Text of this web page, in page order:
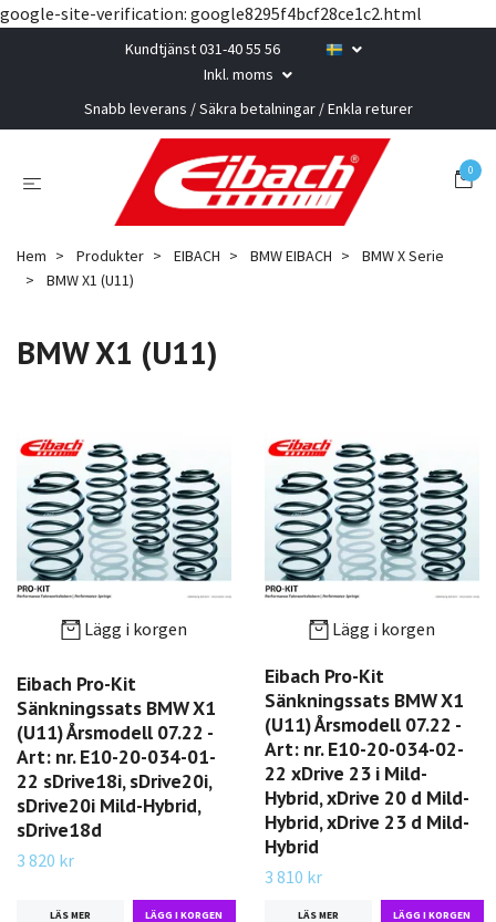
google-site-verification: google8295f4bcf28ce1c2.html
Kundtjänst 031-40 55 56
Inkl. moms
Snabb leverans / Säkra betalningar / Enkla returer
0
Hem Produkter EIBACH BMW EIBACH
BMW X Serie
BMW X1 (U11)
BMW X1 (U11)
Lägg i korgen
Eibach Pro-Kit
Sänkningssats BMW X1
(U11) Årsmodell 07.22 -
Art: nr. E10-20-034-01-
22 sDrive18i, sDrive20i,
sDrive20i Mild-Hybrid,
sDrive18d
3 820 kr
LÄS MER
Lägg i korgen
Eibach Pro-Kit
Sänkningssats BMW X1
(U11) Årsmodell 07.22 -
Art: nr. E10-20-034-02-
22 xDrive 23 i Mild-
Hybrid, xDrive 20 d Mild-
Hybrid, xDrive 23 d Mild-
Hybrid
3 810 kr
LÄS MER